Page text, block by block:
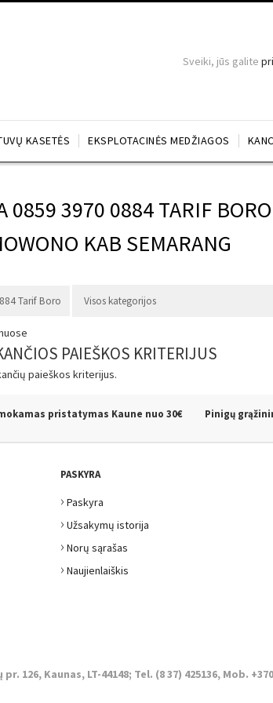
Sveiki, jūs galite
KASETĖS EKSPLOTACINĖS MEDŽIAGOS
0859 3970 0884 TARIF
KAB SEMARANG
PAIEŠKOS KRITERIJUS
paieškos kriterijus.
pristatymas Kaune nuo 30€ Pinigų
PASKYRA
› Paskyra
› Užsakymų istorija
› Norų sąrašas
› Naujienlaiškis
126, Kaunas, LT-44148; Tel. (8 37) 425136, Mob.